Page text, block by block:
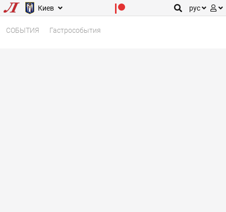
Киев рус
СОБЫТИЯ Гастрособытия